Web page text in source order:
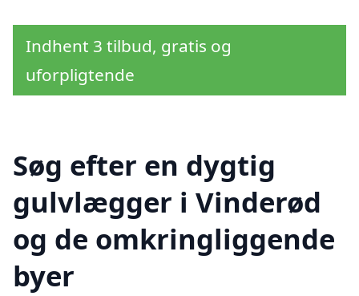
Indhent 3 tilbud, gratis og
uforpligtende
Søg efter en dygtig
gulvlægger i Vinderød
og de omkringliggende
byer